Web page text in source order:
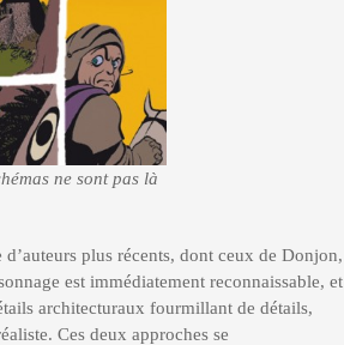
ne sont pas là
plus récents, dont ceux de Donjon,
est immédiatement reconnaissable, et
architecturaux fourmillant de détails,
Ces deux approches se